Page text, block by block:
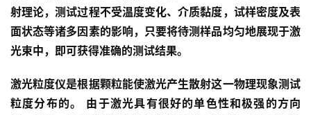
射理论，测试过程不受温度变化、介质黏度，试样密度及表
面状态等诸多因素的影响，只要将待测样品均匀地展现于激
光束中，即可获得准确的测试结果。
激光粒度仪是根据颗粒能使激光产生散射这一物理现象测试
粒度分布的。
由于激光具有很好的单色性和极强的方向